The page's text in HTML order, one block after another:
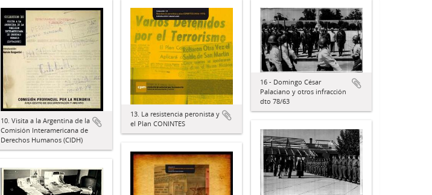
10. Visita a la Argentina de la
Comisión Interamericana de
Derechos Humanos (CIDH)
13. La resistencia peronista y
el Plan CONINTES
16 - Domingo César
Palaciano y otros infracción
dto 78/63